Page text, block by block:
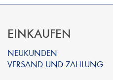
EINKAUFEN
NEUKUNDEN
VERSAND UND ZAHLUNG